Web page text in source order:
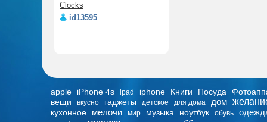
Clocks
id13595
apple iPhone 4s ipad iphone Книги Посуда
вещи
вкусно гаджеты детское для дома дом
кухонное мелочи мир музыка ноутбук обувь